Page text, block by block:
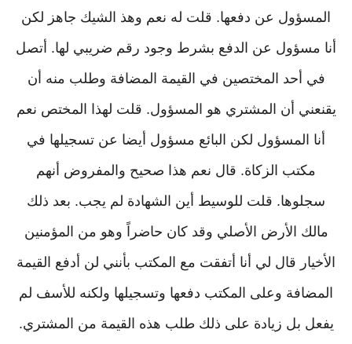
المسؤول عن دفعها. قلت له نعم وهذ الشيك جاهز لكن
أنا مسؤول عن الدفع بشرط وجود رقم ضريبي لها. أتصل
في أحد المختصين في القيمة المضافة وطلب منه أن
يقنعني أن المشتري هو المسؤول. قلت لهذا المختص نعم
أنا المسؤول لكن البائع مسؤول أيضا عن تسجيلها في
مكتب الزكاة. قال نعم هذا صحيح والمفروض أنهم
سجلوها. قلت للوسيط أين الشهادة لم يجب. بعد ذلك
مالك الأرض الأصلي وقد كان حاضراً وهو من المؤمنين
الأخيار قال لي أنا أتفقت مع المكتب بأنني لن أدفع القيمة
المضافة وعلى المكتب دفعها وتسجيلها ولكنه للأسف لم
يفعل بل زيادة على ذلك طلب هذه القيمة من المشتري.